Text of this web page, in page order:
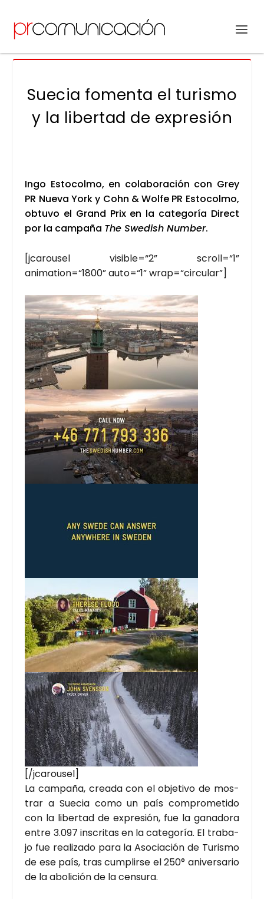
Suecia fomenta el turismo
y la libertad de expresión
Ingo Esto­col­mo, en cola­bo­ra­ción con Grey
PR Nue­va York y Cohn & Wol­fe PR Esto­col­mo,
obtu­vo el Grand Prix en la cate­go­ría Direct
por la cam­pa­ña The Swe­dish Num­ber.
[jca­rou­sel visible=“2” scroll=“1”
animation=“1800” auto=“1” wrap=“circular”]
[/jcarousel]
La cam­pa­ña, crea­da con el obje­ti­vo de mos­
trar a Sue­cia como un país com­pro­me­ti­do
con la liber­tad de expre­sión, fue la gana­do­ra
entre 3.097 ins­cri­tas en la cate­go­ría. El tra­ba­
jo fue rea­li­za­do para la Aso­cia­ción de Turis­mo
de ese país, tras cum­plir­se el 250° ani­ver­sa­rio
de la abo­li­ción de la cen­su­ra.